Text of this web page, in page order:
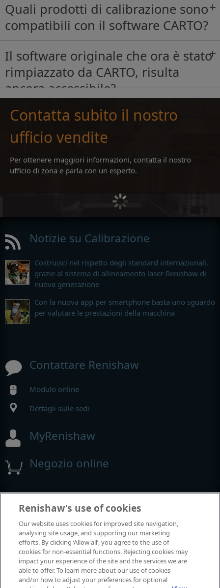
Quali prodotti di calibrazione sono
compatibili con il software CARTO?
Il software originale che ora è stato
rimpiazzato da CARTO, risulta
ancora accessibile?
Contatta subito il nostro
ufficio vendite
Per ottenere maggiori informazioni, contatta il nostro
ufficio di zona e parla con un esperto.
Notizie su Calibrazione
Costruisci nel rispetto degli standard internazionali,
grazie al sistema di allineamento laser Renishaw di
nuova generazione
Con la nuova app per smartphone basta uno sguardo
per valutare le prestazioni della macchina
Contattare Renishaw
Modulo online
Dettagli sulle sedi
MyRenishaw
Negozio online
Fiere e conferenze
Renishaw partecipa a questi eventi
Renishaw's use of cookies
Our website uses cookies for improved site navigation,
analysing site usage, and supporting our marketing
efforts. By clicking ‘Allow all’, you agree to the use of
cookies for non-essential functions. Rejecting cookies may
impact your experience of the site and the services we are
able to offer. To learn more about our use of cookies
and/or how to adjust your preferences for optional